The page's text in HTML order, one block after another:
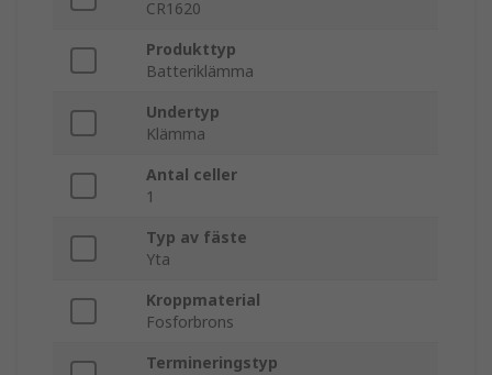
CR1620
Produkttyp
Batteriklämma
Undertyp
Klämma
Antal celler
1
Typ av fäste
Yta
Kroppmaterial
Fosforbrons
Termineringstyp